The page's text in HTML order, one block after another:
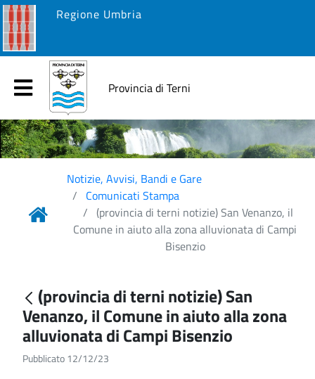
Regione Umbria
Provincia di Terni
Notizie, Avvisi, Bandi e Gare
Comunicati Stampa
(provincia di terni notizie) San Venanzo, il
Comune in aiuto alla zona alluvionata di Campi
Bisenzio
(provincia di terni notizie) San
Venanzo, il Comune in aiuto alla zona
alluvionata di Campi Bisenzio
Pubblicato 12/12/23